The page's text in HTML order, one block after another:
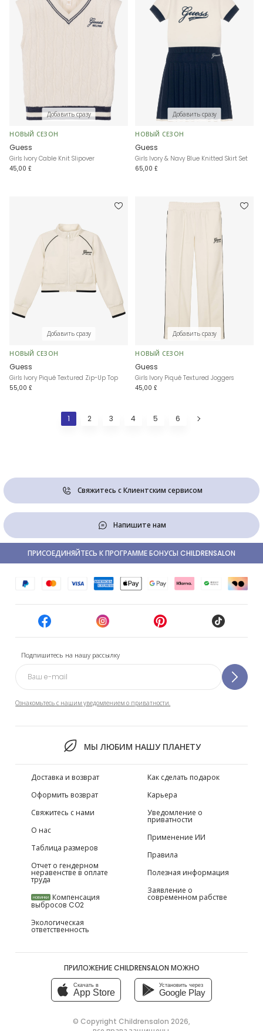
Добавить сразу
НОВЫЙ СЕЗОН
Guess
Girls Ivory Cable Knit Slipover
45,00 £
Добавить сразу
НОВЫЙ СЕЗОН
Guess
Girls Ivory & Navy Blue Knitted Skirt Set
65,00 £
Добавить сразу
НОВЫЙ СЕЗОН
Guess
Girls Ivory Piqué Textured Zip-Up Top
55,00 £
Добавить сразу
НОВЫЙ СЕЗОН
Guess
Girls Ivory Piqué Textured Joggers
45,00 £
1 2 3 4 5 6
Свяжитесь с Клиентским сервисом
Напишите нам
Подпишитесь на нашу рассылку
Ознакомьтесь с нашим уведомлением о приватности.
МЫ ЛЮБИМ НАШУ ПЛАНЕТУ
ПРИСОЕДИНЯЙТЕСЬ К ПРОГРАММЕ БОНУСЫ CHILDRENSALON
Доставка и возврат
Оформить возврат
Свяжитесь с нами
О нас
Таблица размеров
Отчет о гендерном
неравенстве в оплате
труда
НОВИНКИ Компенсация
выбросов CO2
Экологическая
ответственность
Как сделать подарок
Карьера
Уведомление о
приватности
Применение ИИ
Правила
Полезная информация
Заявление о
современном рабстве
ПРИЛОЖЕНИЕ CHILDRENSALON МОЖНО
Скачать в
App Store
Установить через
Google Play
© Copyright Childrensalon 2026,